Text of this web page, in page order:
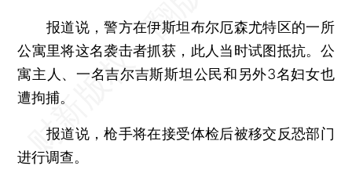
报道说，警方在伊斯坦布尔厄森尤特区的一所
公寓里将这名袭击者抓获，此人当时试图抵抗。公
寓主人、一名吉尔吉斯斯坦公民和另外3名妇女也
遭拘捕。
报道说，枪手将在接受体检后被移交反恐部门
进行调查。